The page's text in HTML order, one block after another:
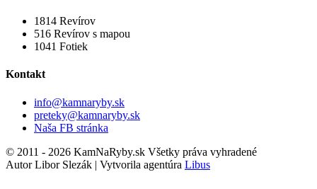
1814 Revírov
516 Revírov s mapou
1041 Fotiek
Kontakt
info@kamnaryby.sk
preteky@kamnaryby.sk
Naša FB stránka
© 2011 - 2026 KamNaRyby.sk Všetky práva vyhradené
Autor Libor Slezák | Vytvorila agentúra Libus